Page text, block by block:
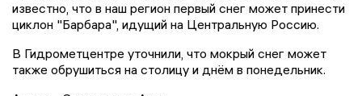
известно, что в наш регион первый снег может принести
циклон "Барбара", идущий на Центральную Россию.
В Гидрометцентре уточнили, что мокрый снег может
также обрушиться на столицу и днём в понедельник.